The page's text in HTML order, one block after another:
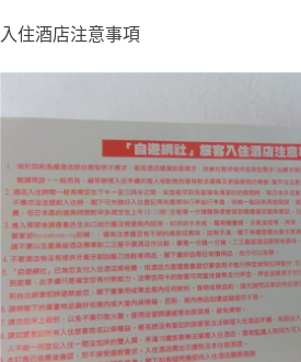
入住酒店注意事項